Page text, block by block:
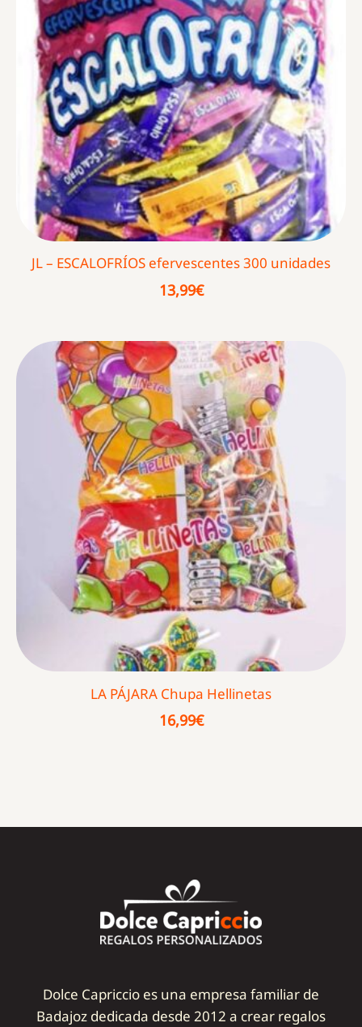
JL – ESCALOFRÍOS efervescentes 300 unidades
13,99€
LA PÁJARA Chupa Hellinetas
16,99€
Dolce Capriccio es una empresa familiar de
Badajoz dedicada desde 2012 a crear regalos